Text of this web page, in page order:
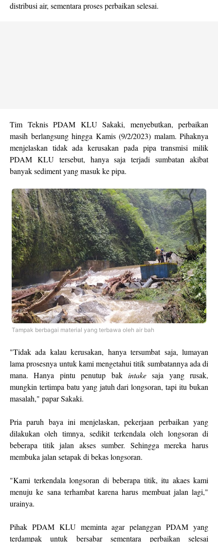
distribusi air, sementara proses perbaikan selesai.
Tim Teknis PDAM KLU Sakaki, menyebutkan, perbaikan
masih berlangsung hingga Kamis (9/2/2023) malam. Pihaknya
menjelaskan tidak ada kerusakan pada pipa transmisi milik
PDAM KLU tersebut, hanya saja terjadi sumbatan akibat
banyak sediment yang masuk ke pipa.
Tampak berbagai material yang terbawa oleh air bah
"Tidak ada kalau kerusakan, hanya tersumbat saja, lumayan
lama prosesnya untuk kami mengetahui titik sumbatannya ada di
mana. Hanya pintu penutup bak intakesaja yang rusak,
mungkin tertimpa batu yang jatuh dari longsoran, tapi itu bukan
masalah," papar Sakaki.
Pria paruh baya ini menjelaskan, pekerjaan perbaikan yang
dilakukan oleh timnya, sedikit terkendala oleh longsoran di
beberapa titik jalan akses sumber. Sehingga mereka harus
membuka jalan setapak di bekas longsoran.
"Kami terkendala longsoran di beberapa titik, itu akaes kami
menuju ke sana terhambat karena harus membuat jalan lagi,"
urainya.
Pihak PDAM KLU meminta agar pelanggan PDAM yang
terdampak untuk bersabar sementara perbaikan selesai